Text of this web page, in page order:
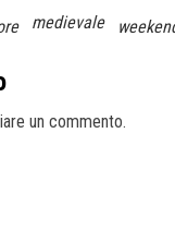
medievale
un commento.